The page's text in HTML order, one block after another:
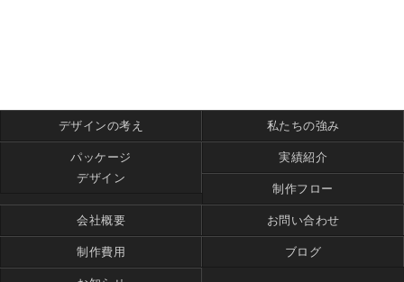
デザインの考え 私たちの強み
パッケージ
デザイン
実績紹介
制作フロー
会社概要 お問い合わせ
制作費用 ブログ